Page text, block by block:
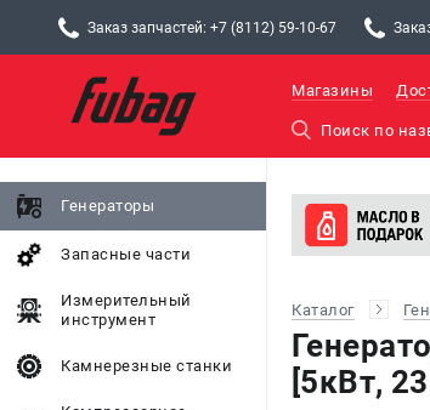
Заказ запчастей: +7 (8112) 59-10-67
Магазины
Генераторы
Запасные части
Измерительный
инструмент
Камнерезные станки
Каталог
[5кВт,